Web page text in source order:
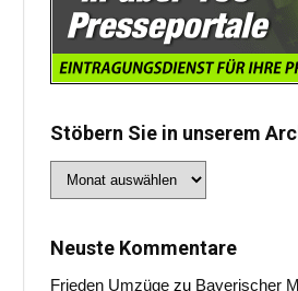
Stöbern Sie in unserem
Sie
Archiv
Neuste Kommentare
Frieden Umzüge zu Bayerischer